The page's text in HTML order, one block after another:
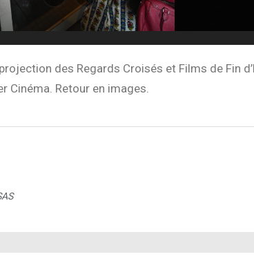
des Regards Croisés et Films de Fin
Cinéma. Retour en images.